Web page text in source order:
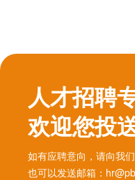
人才招聘
欢迎您投
如有应聘意向，请向我
也可以发送邮箱：